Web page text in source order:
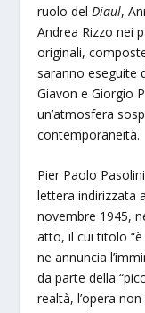
ruolo del Diaul,
Andrea Rizzo nei
originali,
saranno eseguite
Giavon e Giorgio
un’atmosfera
contemporaneità.
Pier Paolo
lettera indirizzata
novembre 1945,
atto, il cui titolo
ne annuncia
da parte della
realtà, l’opera